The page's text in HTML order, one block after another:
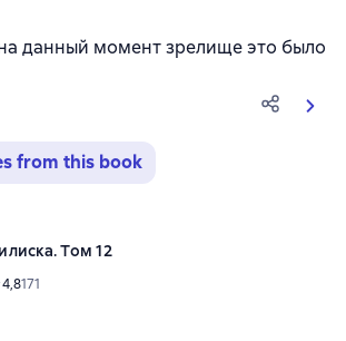
данный момент зрелище это было
from this book
Том 12
рейтинг 4,8 на основе 171 оценок
4,8171